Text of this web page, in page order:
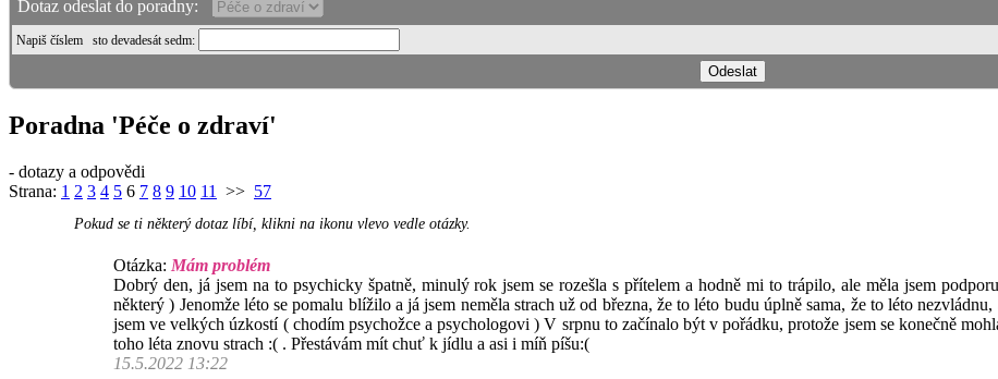
Dotaz odeslat do poradny:
Napiš číslem sto devadesát sedm:
Poradna 'Péče o zdraví'
- dotazy a odpovědi
Strana: 1 2 3 4 5 6 7 8 9 10 11 >> 57
Pokud se ti některý dotaz líbí, klikni na ikonu vlevo vedle otázky.
Otázka: Mám problém
Dobrý den, já jsem na to psychicky špatně, minulý rok jsem se rozešla s přítelem a hodně mi to trápilo, ale měla jsem
některý ) Jenomže léto se pomalu blížilo a já jsem neměla strach už od března, že to léto budu úplně sama, že to léto
jsem ve velkých úzkostí ( chodím psychožce a psychologovi ) V srpnu to začínalo být v pořádku, protože jsem se konečně
toho léta znovu strach :( . Přestávám mít chuť k jídlu a asi i míň píšu:(
15.5.2022 13:22